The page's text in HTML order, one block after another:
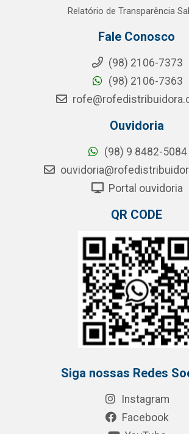
Relatório de Transparência
Fale Conosco
(98) 2106-7373
(98) 2106-7363
Ouvidoria
(98) 9 8482-5084
Portal ouvidoria
QR CODE
Siga nossas Redes
Instagram
Facebook